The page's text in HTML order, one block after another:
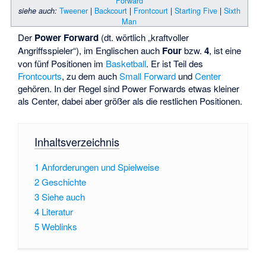
siehe auch: Tweener| Backcourt| Frontcourt| Starting Five| Sixth
Man
Der Power Forward (dt. wörtlich „kraftvoller
Angriffsspieler“), im Englischen auch Fourbzw.4, ist eine
von fünf Positionen im Basketball. Er ist Teil des
Frontcourts, zu dem auchSmall Forward undCenter
gehören. In der Regel sind Power Forwards etwas kleiner
als Center, dabei aber größer als die restlichen Positionen.
Inhaltsverzeichnis
1 Anforderungen und Spielweise
2Geschichte
3Siehe auch
4 Literatur
5Weblinks